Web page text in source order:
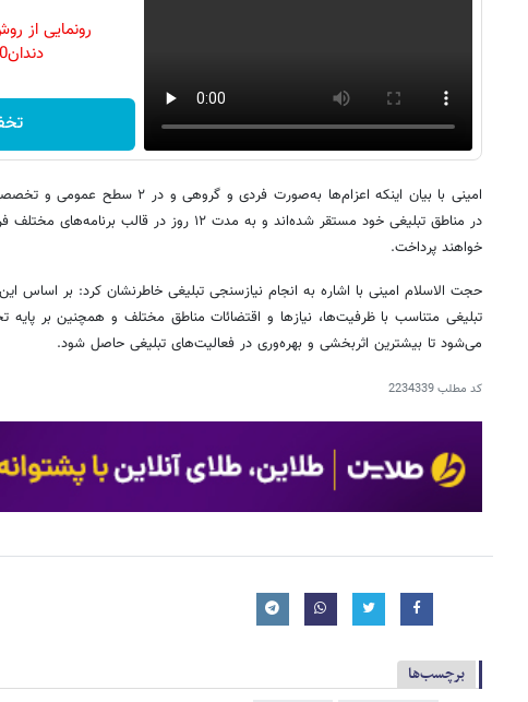
رونمایی از
دندان50%تخفیف🔥
امینی با بیان اینکه اعزام‌ها به‌صورت
در مناطق تبلیغی خود مستقر شده‌اند و به مدت ۱۲ روز
خواهند پرداخت.
حجت الاسلام امینی با اشاره به انجام نیازسنجی تبلیغی خاطرنشان کرد: بر اساس
تبلیغی متناسب با ظرفیت‌ها، نیازها و اقتضائات مناطق مختلف و همچنین بر پایه
می‌شود تا بیشترین اثربخشی و بهره‌وری در فعالیت‌های تبلیغی حاصل شود.
کد مطلب2234339
برچسب‌ها